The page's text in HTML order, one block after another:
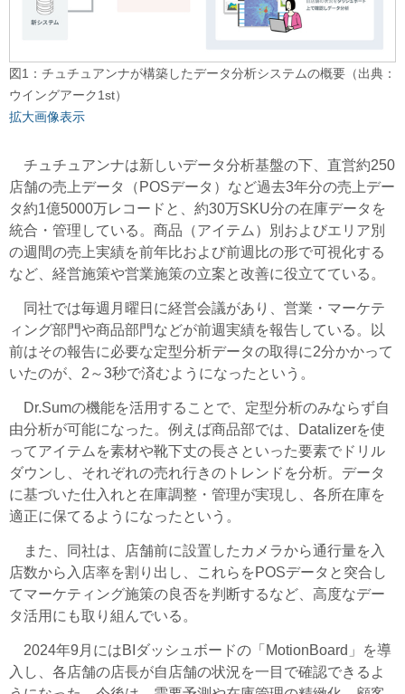
図1：チュチュアンナが構築したデータ分析システムの概要（出典：
ウイングアーク1st）
拡大画像表示
チュチュアンナは新しいデータ分析基盤の下、直営約250
店舗の売上データ（POSデータ）など過去3年分の売上デー
タ約1億5000万レコードと、約30万SKU分の在庫データを
統合・管理している。商品（アイテム）別およびエリア別
の週間の売上実績を前年比および前週比の形で可視化する
など、経営施策や営業施策の立案と改善に役立てている。
同社では毎週月曜日に経営会議があり、営業・マーケテ
ィング部門や商品部門などが前週実績を報告している。以
前はその報告に必要な定型分析データの取得に2分かかって
いたのが、2～3秒で済むようになったという。
Dr.Sumの機能を活用することで、定型分析のみならず自
由分析が可能になった。例えば商品部では、Datalizerを使
ってアイテムを素材や靴下丈の長さといった要素でドリル
ダウンし、それぞれの売れ行きのトレンドを分析。データ
に基づいた仕入れと在庫調整・管理が実現し、各所在庫を
適正に保てるようになったという。
また、同社は、店舗前に設置したカメラから通行量を入
店数から入店率を割り出し、これらをPOSデータと突合し
てマーケティング施策の良否を判断するなど、高度なデー
タ活用にも取り組んでいる。
2024年9月にはBIダッシュボードの「MotionBoard」を導
入し、各店舗の店長が自店舗の状況を一目で確認できるよ